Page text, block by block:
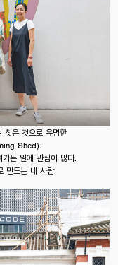
찾은 것으로 유명한
Shed).
는 일에 관심이 많다.
만드는 네 사람.